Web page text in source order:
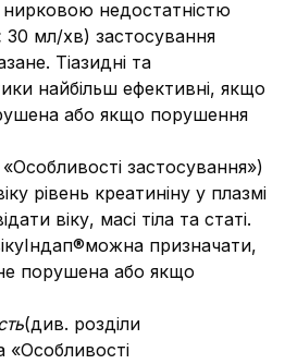
недостатністю
30 мл/хв) застосування
Тіазидні та
найбільш ефективні, якщо
або якщо порушення
застосування»)
рівень креатиніну у плазмі
віку, масі тіла та статі.
призначати,
порушена або якщо
(див. розділи
«Особливості